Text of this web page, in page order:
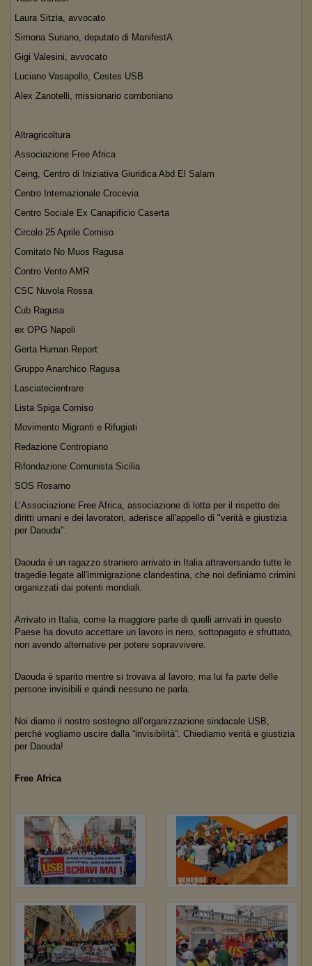
Laura Sitzia, avvocato
Simona Suriano, deputato di ManifestA
Gigi Valesini, avvocato
Luciano Vasapollo, Cestes USB
Alex Zanotelli, missionario comboniano
Altragricoltura
Associazione Free Africa
Ceing, Centro di Iniziativa Giuridica Abd El Salam
Centro Internazionale Crocevia
Centro Sociale Ex Canapificio Caserta
Circolo 25 Aprile Comiso
Comitato No Muos Ragusa
Contro Vento AMR
CSC Nuvola Rossa
Cub Ragusa
ex OPG Napoli
Gerta Human Report
Gruppo Anarchico Ragusa
Lasciatecientrare
Lista Spiga Comiso
Movimento Migranti e Rifugiati
Redazione Contropiano
Rifondazione Comunista Sicilia
SOS Rosarno
L’Associazione Free Africa, associazione di lotta per il rispetto dei
diritti umani e dei lavoratori, aderisce all'appello di "verità e giustizia
per Daouda".
Daouda è un ragazzo straniero arrivato in Italia attraversando tutte le
tragedie legate all'immigrazione clandestina, che noi definiamo crimini
organizzati dai potenti mondiali.
Arrivato in Italia, come la maggiore parte di quelli arrivati in questo
Paese ha dovuto accettare un lavoro in nero, sottopagato e sfruttato,
non avendo alternative per potere sopravvivere.
Daouda è sparito mentre si trovava al lavoro, ma lui fa parte delle
persone invisibili e quindi nessuno ne parla.
Noi diamo il nostro sostegno all’organizzazione sindacale USB,
perché vogliamo uscire dalla “invisibilità”. Chiediamo verità e giustizia
per Daouda!
Free Africa